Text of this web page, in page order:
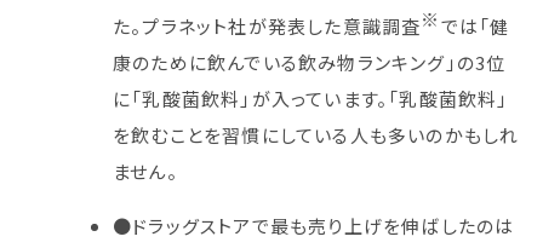
た。プラネット社が発表した意識調査※では「健
康のために飲んでいる飲み物ランキング」の3位
に「乳酸菌飲料」が入っています。「乳酸菌飲料」
を飲むことを習慣にしている人も多いのかもしれ
ません。
●ドラッグストアで最も売り上げを伸ばしたのは